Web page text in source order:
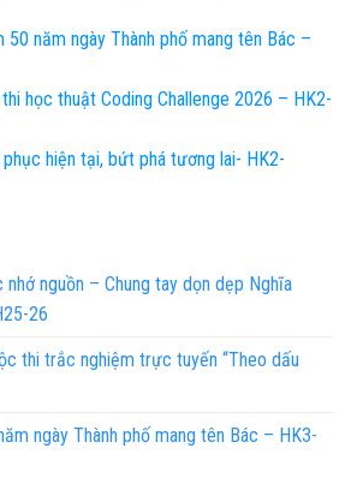
50 năm ngày Thành phố mang tên Bác –
học thuật Coding Challenge 2026 – HK2-
hiện tại, bứt phá tương lai- HK2-
nguồn – Chung tay dọn dẹp Nghĩa
26
thi trắc nghiệm trực tuyến “Theo dấu
ngày Thành phố mang tên Bác – HK3-